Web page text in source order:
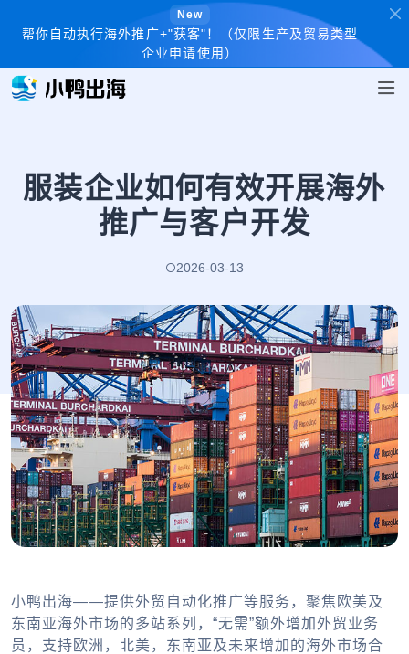
New
帮你自动执行海外推广+"获客"！（仅限生产及贸易类型
企业申请使用）
服装企业如何有效开展海外
推广与客户开发
2026-03-13
小鸭出海——提供外贸自动化推广等服务，聚焦欧美及
东南亚海外市场的多站系列，“无需”额外增加外贸业务
员，支持欧洲，北美，东南亚及未来增加的海外市场合